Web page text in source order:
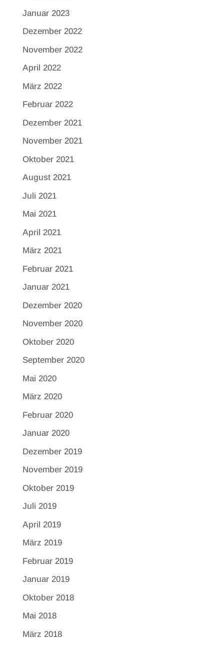
Januar 2023
Dezember 2022
November 2022
April 2022
März 2022
Februar 2022
Dezember 2021
November 2021
Oktober 2021
August 2021
Juli 2021
Mai 2021
April 2021
März 2021
Februar 2021
Januar 2021
Dezember 2020
November 2020
Oktober 2020
September 2020
Mai 2020
März 2020
Februar 2020
Januar 2020
Dezember 2019
November 2019
Oktober 2019
Juli 2019
April 2019
März 2019
Februar 2019
Januar 2019
Oktober 2018
Mai 2018
März 2018